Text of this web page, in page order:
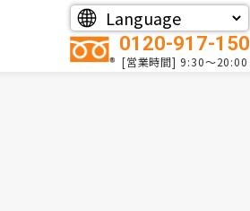
0120-917-150
[営業時間] 9:30～20:00